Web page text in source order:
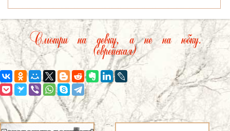
Смотри на девку, а не на юбку.
(еврейская)